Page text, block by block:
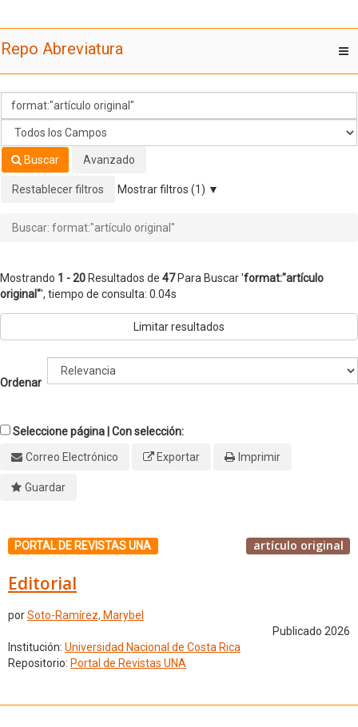
original" '
Repo Abreviatura
Buscar Avanzado
Restablecer filtros Mostrar filtros (1)
Buscar: format:"artículo original"
Mostrando 1 - 20 Resultados de 47Para Buscar 'format:"artículo
original"', tiempo de consulta: 0.04s
Limitar resultados
Ordenar
Seleccione página | Con selección:
Correo Electrónico
Exportar Imprimir
Guardar
PORTAL DE REVISTAS UNA artículo original
Editorial
porSoto-Ramírez, Marybel
Publicado 2026
Institución: Universidad Nacional de Costa Rica
Repositorio: Portal de Revistas UNA